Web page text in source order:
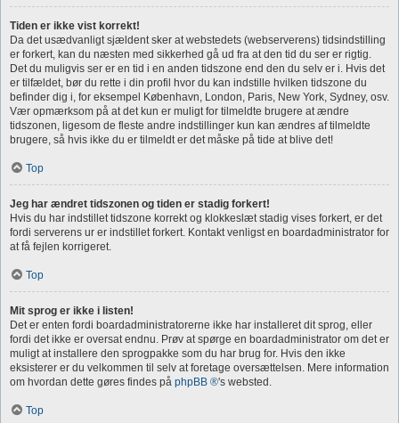
Tiden er ikke vist korrekt!
Da det usædvanligt sjældent sker at webstedets (webserverens) tidsindstilling
er forkert, kan du næsten med sikkerhed gå ud fra at den tid du ser er rigtig.
Det du muligvis ser er en tid i en anden tidszone end den du selv er i. Hvis det
er tilfældet, bør du rette i din profil hvor du kan indstille hvilken tidszone du
befinder dig i, for eksempel København, London, Paris, New York, Sydney, osv.
Vær opmærksom på at det kun er muligt for tilmeldte brugere at ændre
tidszonen, ligesom de fleste andre indstillinger kun kan ændres af tilmeldte
brugere, så hvis ikke du er tilmeldt er det måske på tide at blive det!
Top
Jeg har ændret tidszonen og tiden er stadig forkert!
Hvis du har indstillet tidszone korrekt og klokkeslæt stadig vises forkert, er det
fordi serverens ur er indstillet forkert. Kontakt venligst en boardadministrator for
at få fejlen korrigeret.
Top
Mit sprog er ikke i listen!
Det er enten fordi boardadministratorerne ikke har installeret dit sprog, eller
fordi det ikke er oversat endnu. Prøv at spørge en boardadministrator om det er
muligt at installere den sprogpakke som du har brug for. Hvis den ikke
eksisterer er du velkommen til selv at foretage oversættelsen. Mere information
om hvordan dette gøres findes på phpBB ®'s websted.
Top